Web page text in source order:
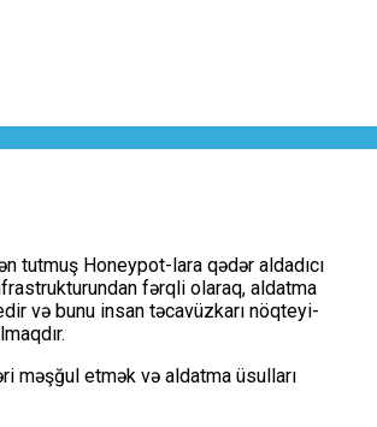
tutmuş Honeypot-lara qədər aldadıcı
fərqli olaraq, aldatma
və bunu insan təcavüzkarı nöqteyi-
məşğul etmək və aldatma üsulları